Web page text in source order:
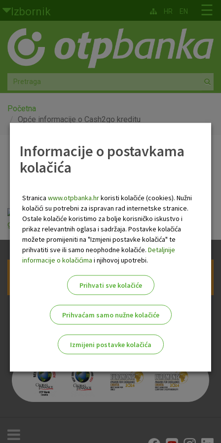
Skoči na glavni sadržaj
Izbornik
Građani
Privatno bankarstvo
Agro
Mala poduzeća i obrtnici
Globalna tržišta
O nama
☰
HR EN
Početna
Opće informacije o Cash2go kreditu
Opće informacije o
Cash2go kreditu
Opće informacije o online
gotovinskom_kreditu.pdf
Prijava na newsletter OTP banke
Informacije o postavkama
kolačića
Stranica www.otpbanka.hrkoristi kolačiće (cookies). Nužni
kolačići su potrebni za ispravan rad internetske stranice.
Ostale kolačiće koristimo za bolje korisničko iskustvo i
prikaz relevantnih oglasa i sadržaja. Postavke kolačića
možete promijeniti na "Izmjeni postavke kolačića" te
prihvatiti sve ili samo neophodne kolačiće. Detaljnije
informacije o kolačićima i njihovoj upotrebi.
Prihvati sve kolačiće
Prihvaćam samo nužne kolačiće
Izmijeni postavke kolačića